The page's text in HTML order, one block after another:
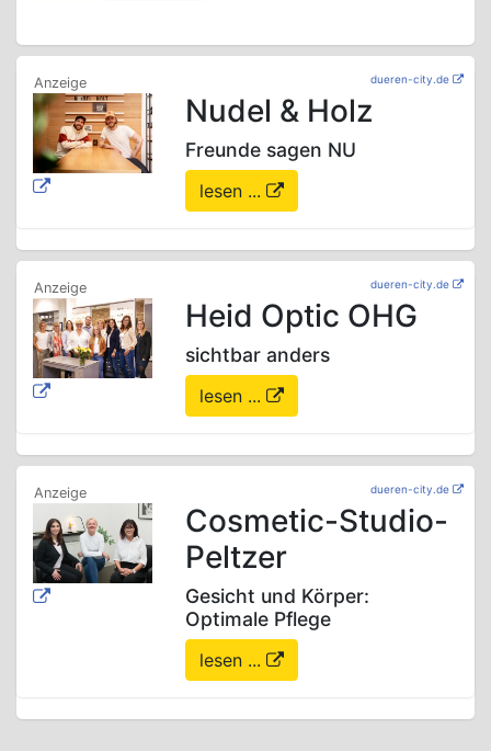
dueren-city.de
Nudel & Holz
Freunde sagen NU
lesen ...
dueren-city.de
Heid Optic OHG
sichtbar anders
lesen ...
dueren-city.de
Cosmetic-Studio-
Peltzer
Gesicht und Körper:
Optimale Pflege
lesen ...